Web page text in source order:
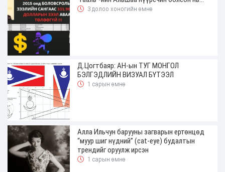
3 долоо хоногийн өмнө
Д.Цогтбаяр: АН-ын ТУГ МОНГОЛ
БЭЛГЭДЛИЙН ВИЗУАЛ БҮТЭЭЛ
1 сарын өмнө
Алла Ильчун барууны загварын ертөнцөд
“муур шиг нүдний” (cat-eye) будалтын
трендийг оруулж ирсэн
1 сарын өмнө